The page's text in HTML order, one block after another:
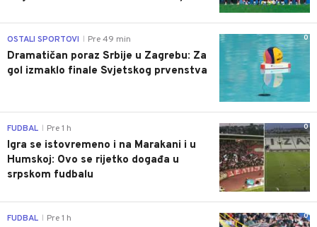
0
OSTALI SPORTOVI Pre 49 min
Dramatičan poraz Srbije u Zagrebu: Za
gol izmaklo finale Svjetskog prvenstva
0
FUDBAL Pre 1 h
Igra se istovremeno i na Marakani i u
Humskoj: Ovo se rijetko događa u
srpskom fudbalu
0
FUDBAL Pre 1 h